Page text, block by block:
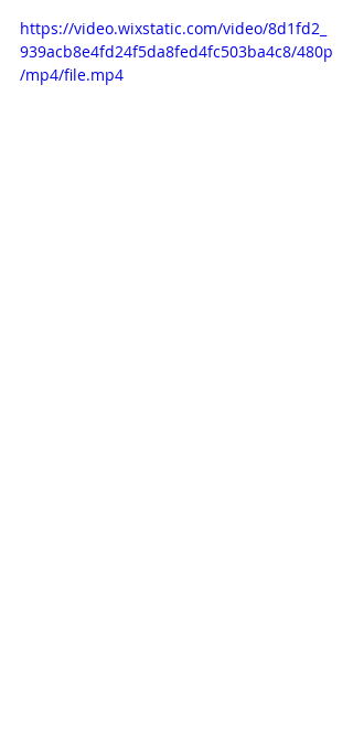
https://video.wixstatic.com/video/8d1fd2_
939acb8e4fd24f5da8fed4fc503ba4c8/480p
/mp4/file.mp4